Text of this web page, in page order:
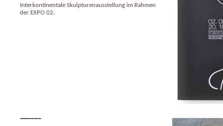
Interkontinentale Skulpturenausstellung im Rahmen
der EXPO 02.